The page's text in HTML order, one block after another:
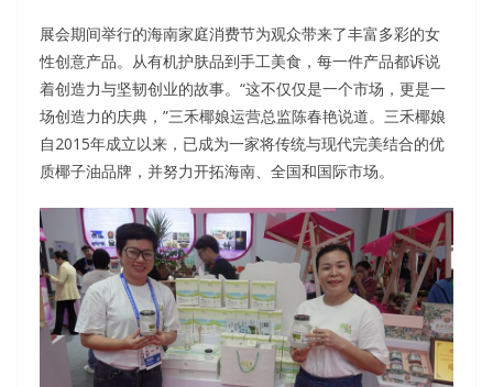
展会期间举行的海南家庭消费节为观众带来了丰富多彩的女
性创意产品。从有机护肤品到手工美食，每一件产品都诉说
着创造力与坚韧创业的故事。“这不仅仅是一个市场，更是一
场创造力的庆典，”三禾椰娘运营总监陈春艳说道。三禾椰娘
自2015年成立以来，已成为一家将传统与现代完美结合的优
质椰子油品牌，并努力开拓海南、全国和国际市场。